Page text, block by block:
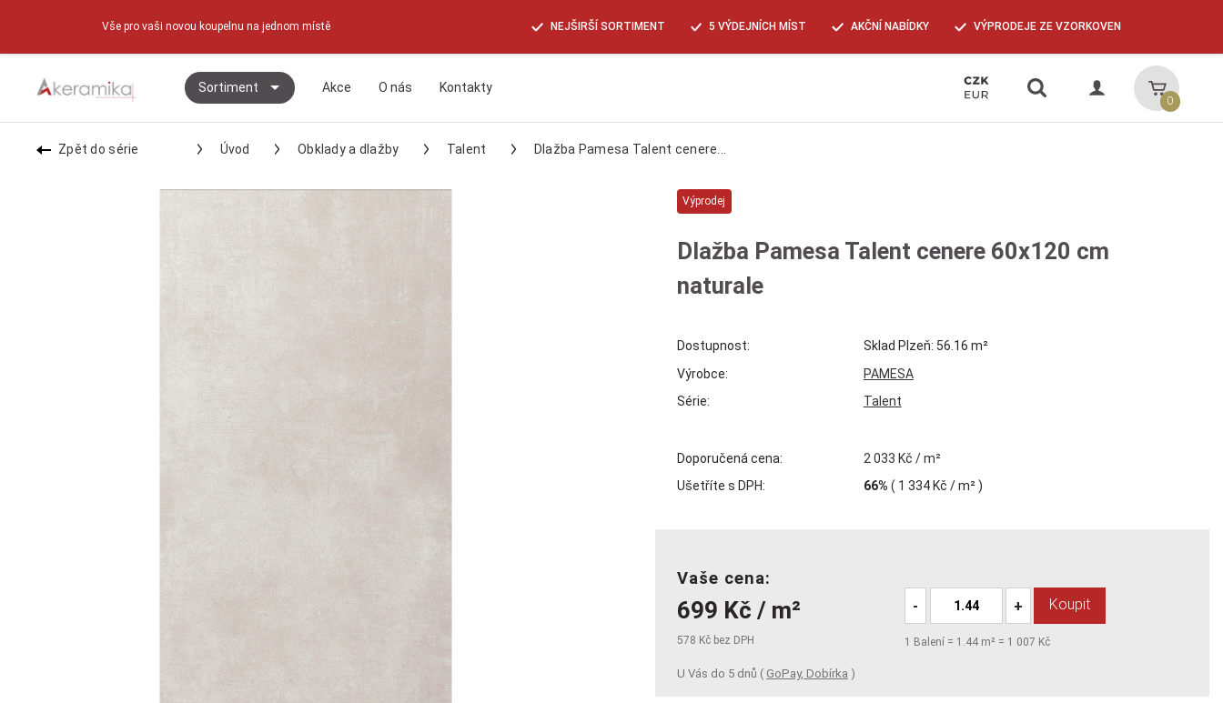
Vše pro vaši novou koupelnu na jednom místě NEJŠIRŠÍ SORTIMENT 5 VÝDEJNÍCH MÍST AKČNÍ NABÍDKY VÝPRODEJE ZE VZORKOVEN
Sortiment Akce O nás Kontakty Vyhledávání Košík
0
Zpět do série Úvod Obklady a dlažby Talent Dlažba Pamesa Talent cenere...
Výprodej
Dlažba Pamesa Talent cenere 60x120 cm
naturale
Dostupnost:
Sklad Plzeň: 56.16 m²
Výrobce:
PAMESA
Série:
Talent
Doporučená cena:
2 033 Kč / m²
Ušetříte s DPH:
66% ( 1 334 Kč / m² )
Vaše cena:
699 Kč / m²
578 Kč bez DPH
- + Koupit
1 Balení = 1.44 m² = 1 007 Kč
U Vás do 5 dnů ( GoPay, Dobírka )